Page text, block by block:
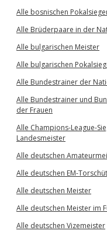
Alle bosnischen
Alle Brüderpaare in der
Alle bulgarischen Meister
Alle bulgarischen
Alle Bundestrainer der
Alle Bundestrainer und
der Frauen
Alle Champions-League-
Landesmeister
Alle deutschen
Alle deutschen EM-
Alle deutschen Meister
Alle deutschen Meister im
Alle deutschen Vizemeister